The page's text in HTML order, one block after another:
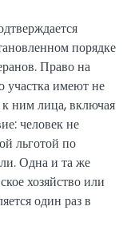
порядке
Право на
участка имеют не
ним лица, включая
человек не
льготой по
Одна и та же
хозяйство или
один раз в